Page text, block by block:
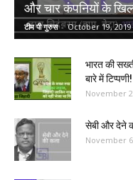
और चार कंपनियों के
टीम पी गुरुस - October 19, 2019
भारत की
बारे में टिप्पणी!
November
सेबी और देने
November